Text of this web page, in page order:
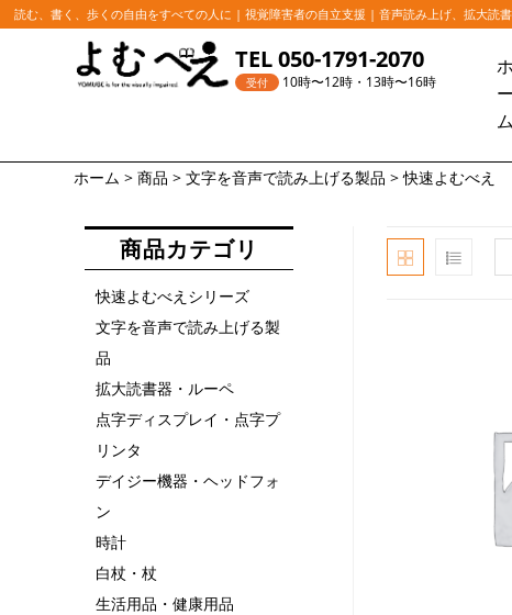
読む、書く、歩くの自由をすべての人に | 視覚障害者の自立支援 | 音声読み上げ、拡大読
TEL 050-1791-2070
受付 10時〜12時・13時〜16時
ツ
ホ
ー
ム
ホーム >商品 >文字を音声で読み上げる製品 >快速よむべえ
商品カテゴリ
快速よむべえシリーズ
文字を音声で読み上げる製
品
拡大読書器・ルーペ
点字ディスプレイ・点字プ
リンタ
デイジー機器・ヘッドフォ
ン
時計
白杖・杖
生活用品・健康用品